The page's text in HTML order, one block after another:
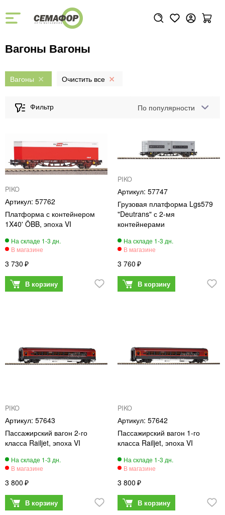
Вагоны Вагоны
Вагоны
По популярности
PIKO
57762
Платформа с контейнером
1X40' ÖBB, эпоха VI
3 730
PIKO
57747
Грузовая платформа Lgs579
"Deutrans" с 2-мя
контейнерами
3 760
PIKO
57643
Пассажирский вагон 2-го
класса Railjet, эпоха VI
3 800
PIKO
57642
Пассажирский вагон 1-го
класса Railjet, эпоха VI
3 800